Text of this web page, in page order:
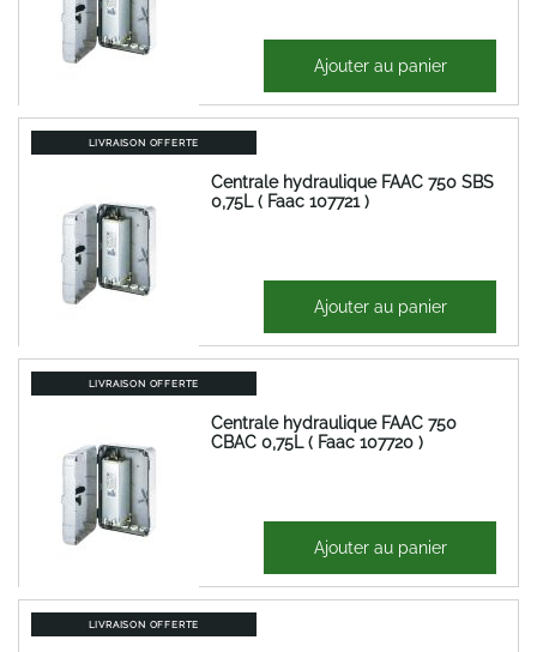
764,60 € Ajouter au panier
LIVRAISON OFFERTE
Centrale hydraulique FAAC 750 SBS
0,75L ( Faac 107721 )
689,67 € Ajouter au panier
LIVRAISON OFFERTE
Centrale hydraulique FAAC 750
CBAC 0,75L ( Faac 107720 )
727,14 € Ajouter au panier
LIVRAISON OFFERTE